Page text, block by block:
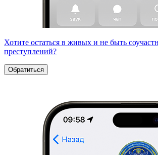
Хотите остаться в живых и не быть
преступлений?
Обратиться